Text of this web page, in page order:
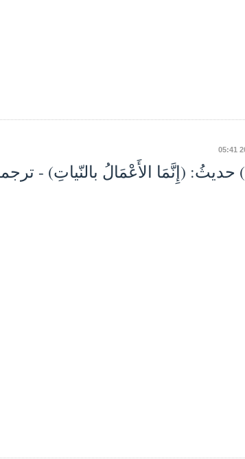
شرح رياض الصّالحين (5) حديثُ: (إِنَّمَا الأَعْمَالُ بالنّياتِ)